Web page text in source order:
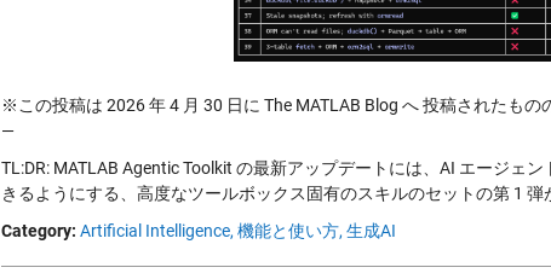
※この投稿は 2026 年 4 月 30 日に The MATLAB Blog へ 投稿されたもの
—
TL:DR: MATLAB Agentic Toolkit の最新アップデートには、AI エージェ
きるようにする、高度なツールボックス固有のスキルのセットの第 1
Category: Artificial Intelligence, 機能と使い方, 生成AI